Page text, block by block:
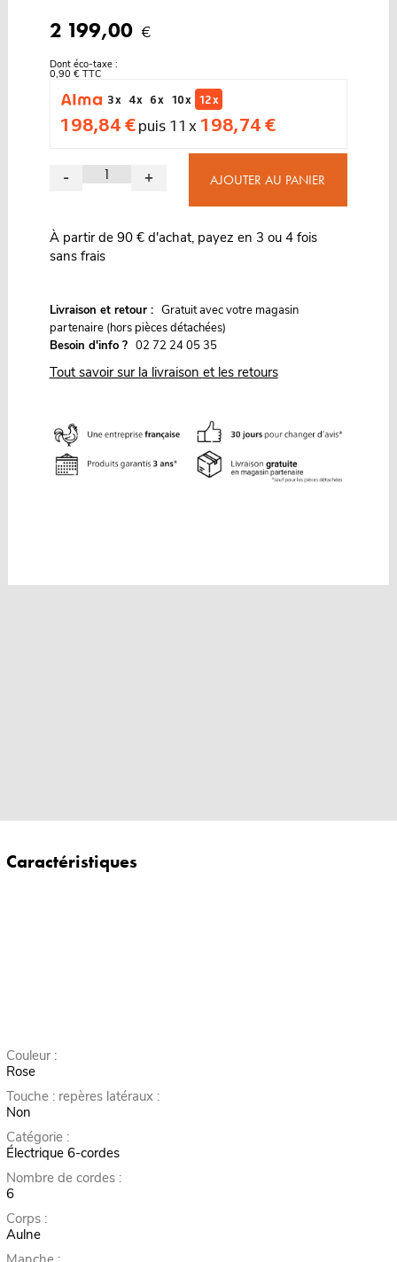
2 199,00 €
Dont éco-taxe :
0,90 € TTC
3 x
4 x 6 x 10 x 12 x
198,84 €puis 11 x 198,74 €
- + AJOUTER AU PANIER
À partir de 90 € d'achat, payez en 3 ou 4 fois
sans frais
Livraison et retour : Gratuit avec votre magasin
partenaire (hors pièces détachées)
Besoin d'info ? 02 72 24 05 35
Tout savoir sur la livraison et les retours
Caractéristiques
Couleur :
Rose
Touche : repères latéraux :
Non
Catégorie :
Électrique 6-cordes
Nombre de cordes :
6
Corps :
Aulne